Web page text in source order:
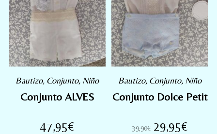
Bautizo, Conjunto, Niño
Conjunto ALVES
47,95€
Bautizo, Conjunto, Niño
Conjunto Dolce Petit
39,90€ 29,95€